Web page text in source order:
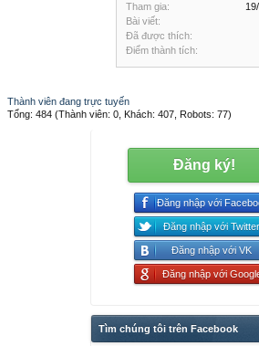
Tham gia:
Bài viết:
Đã được thích:
Điểm thành tích:
Thành viên đang trực tuyến
Tổng: 484 (Thành viên: 0, Khách: 407, Robots: 77)
Đăng ký!
Đăng nhập với
Đăng nhập với Twitter
Đăng nhập với VK
Đăng nhập với
Tìm chúng tôi trên Facebook